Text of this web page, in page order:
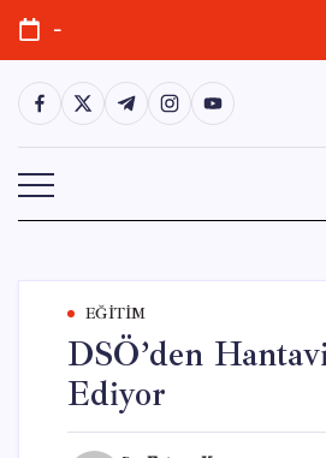
Skip
content
-
https://www.facebook.com/
https://twitter.com/
https://t.me/
https://https://
EĞITIM
DSÖ’den
Ediyor